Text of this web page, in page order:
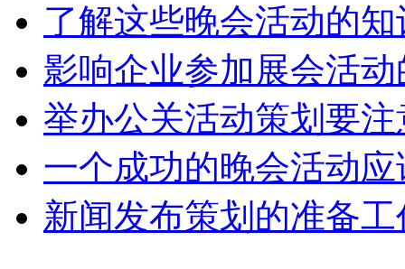
了解这些晚会活动的
影响企业参加展会活
举办公关活动策划要
一个成功的晚会活动
新闻发布策划的准备